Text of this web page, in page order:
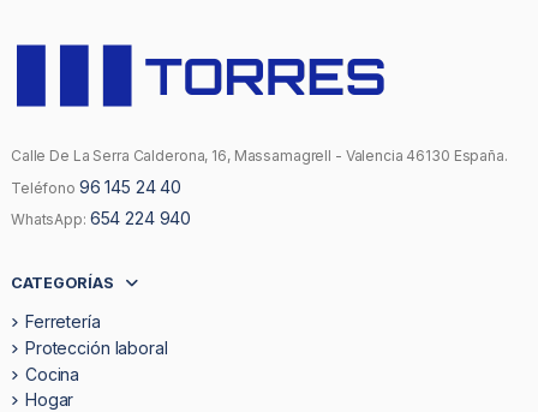
Calle De La Serra Calderona, 16, Massamagrell - Valencia 46130 España.
Teléfono 96 145 24 40
WhatsApp: 654 224 940
CATEGORÍAS
Ferretería
Protección laboral
Cocina
Hogar